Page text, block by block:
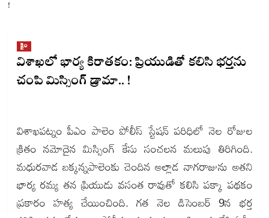
!
క్రైం
విశాఖలో భార్య కిరాతకం: ప్రియుడితో కలిసి భర్తను
చంపి మిస్సింగ్ డ్రామా.. !
విశాఖపట్నం పీఎం పాలెం పోలీస్ స్టేషన్ పరిధిలో నెల రోజుల
క్రితం నమోదైన మిస్సింగ్ కేసు సంచలన మలుపు తిరిగింది.
మధురవాడ బక్కన్నపాలెంకు చెందిన అల్లాడ నాగరాజును అతని
భార్య రమ్య తన ప్రియుడు వసంత రావుతో కలిసి పక్కా పథకం
ప్రకారం హత్య చేయించింది. గత నెల డిసెంబర్ 9న భర్త